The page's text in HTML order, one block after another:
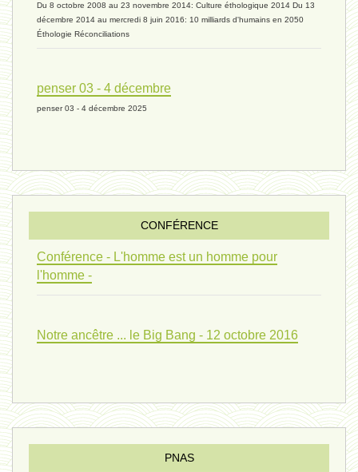
univers 11 - 28 mars 2024*
penser 01 - 9 février 2024 *
univers 09 V4 - 26 janvier 2024 *
Du 8 octobre 2008 au 23 novembre 2014: Culture éthologique 2014 Du 13
décembre 2014 au mercredi 8 juin 2016: 10 milliards d'humains en 2050
Éthologie Réconciliations
penser 03 - 4 décembre
penser 03 - 4 décembre 2025
CONFÉRENCE
Conférence - L'homme est un homme pour
l'homme -
Notre ancêtre ... le Big Bang - 12 octobre 2016
PNAS